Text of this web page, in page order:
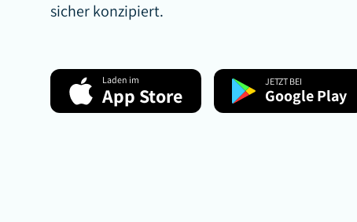
sicher konzipiert.
Laden im
App Store
JETZT BEI
Google Play